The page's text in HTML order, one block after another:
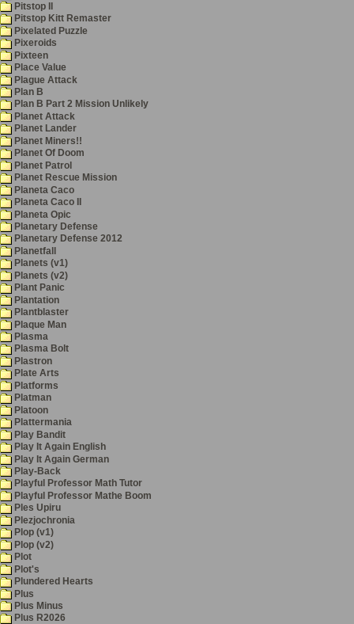
Pitstop II
Pitstop Kitt Remaster
Pixelated Puzzle
Pixeroids
Pixteen
Place Value
Plague Attack
Plan B
Plan B Part 2 Mission Unlikely
Planet Attack
Planet Lander
Planet Miners!!
Planet Of Doom
Planet Patrol
Planet Rescue Mission
Planeta Caco
Planeta Caco II
Planeta Opic
Planetary Defense
Planetary Defense 2012
Planetfall
Planets (v1)
Planets (v2)
Plant Panic
Plantation
Plantblaster
Plaque Man
Plasma
Plasma Bolt
Plastron
Plate Arts
Platforms
Platman
Platoon
Plattermania
Play Bandit
Play It Again English
Play It Again German
Play-Back
Playful Professor Math Tutor
Playful Professor Mathe Boom
Ples Upiru
Plezjochronia
Plop (v1)
Plop (v2)
Plot
Plot's
Plundered Hearts
Plus
Plus Minus
Plus R2026